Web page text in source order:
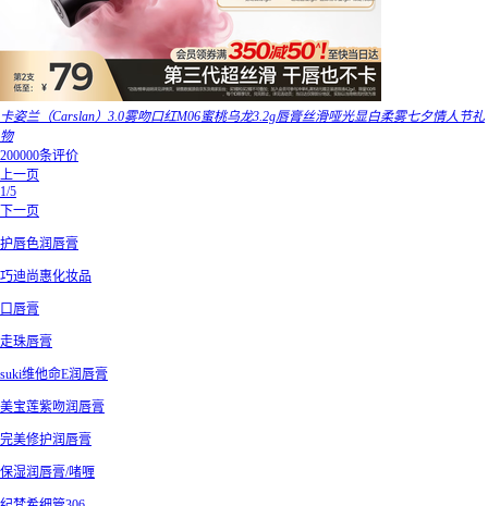
卡姿兰（Carslan）3.0雾吻口红M06蜜桃乌龙3.2g唇膏丝滑哑光显白柔雾七夕情人节礼
物
200000条评价
上一页
1/5
下一页
护唇色润唇膏
巧迪尚惠化妆品
口唇膏
走珠唇膏
suki维他命E润唇膏
美宝莲紫吻润唇膏
完美修护润唇膏
保湿润唇膏/啫喱